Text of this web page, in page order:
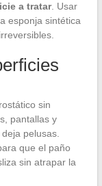
a tratar. Usar
esponja sintética
sin
pantallas y
pelusas.
que el paño
sin atrapar la